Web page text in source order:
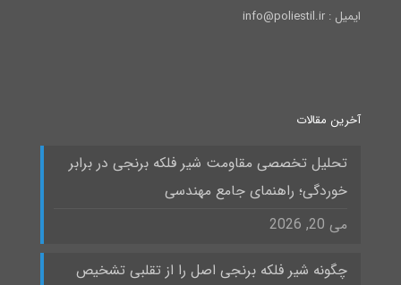
ایمیل : info@poliestil.ir
آخرین مقالات
تحلیل تخصصی مقاومت شیر فلکه برنجی در برابر
خوردگی؛ راهنمای جامع مهندسی
می 20, 2026
چگونه شیر فلکه برنجی اصل را از تقلبی تشخیص